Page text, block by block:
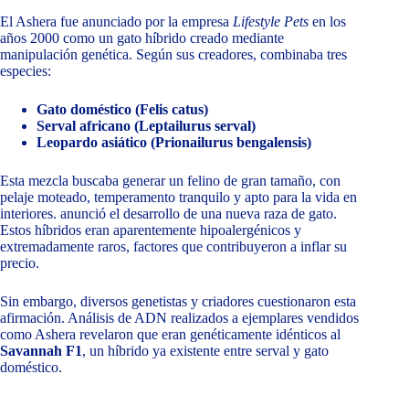
El Ashera fue anunciado por la empresa Lifestyle Pets en los
años 2000 como un gato híbrido creado mediante
manipulación genética. Según sus creadores, combinaba tres
especies:
Gato doméstico (Felis catus)
Serval africano (Leptailurus serval)
Leopardo asiático (Prionailurus bengalensis)
Esta mezcla buscaba generar un felino de gran tamaño, con
pelaje moteado, temperamento tranquilo y apto para la vida en
interiores. anunció el desarrollo de una nueva raza de gato.
Estos híbridos eran aparentemente hipoalergénicos y
extremadamente raros, factores que contribuyeron a inflar su
precio.
Sin embargo, diversos genetistas y criadores cuestionaron esta
afirmación. Análisis de ADN realizados a ejemplares vendidos
como Ashera revelaron que eran genéticamente idénticos al
Savannah F1, un híbrido ya existente entre serval y gato
doméstico.